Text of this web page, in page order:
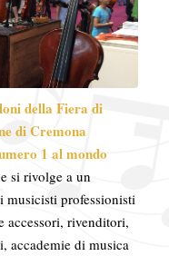
della Fiera di
di Cremona
1 al mondo
si rivolge a un
musicisti professionisti
accessori, rivenditori,
accademie di musica